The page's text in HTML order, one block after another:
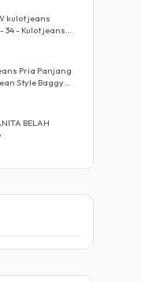
kulot jeans
34 - Kulot jeans
Pria Panjang
Style Baggy
Murah
BELAH